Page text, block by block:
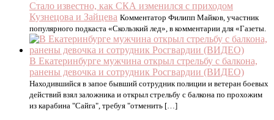
Стало известно, как СКА изменился с приходом
Кузнецова и Зайцева Комментатор Филипп Майков, участник
популярного подкаста «Скользкий лед», в комментарии для «Газеты.
В Екатеринбурге мужчина открыл стрельбу с балкона,
ранены девочка и сотрудник Росгвардии (ВИДЕО)
Находившийся в запое бывший сотрудник полиции и ветеран боевых
действий взял заложника и открыл стрельбу с балкона по прохожим
из карабина "Сайга", требуя "отменить […]